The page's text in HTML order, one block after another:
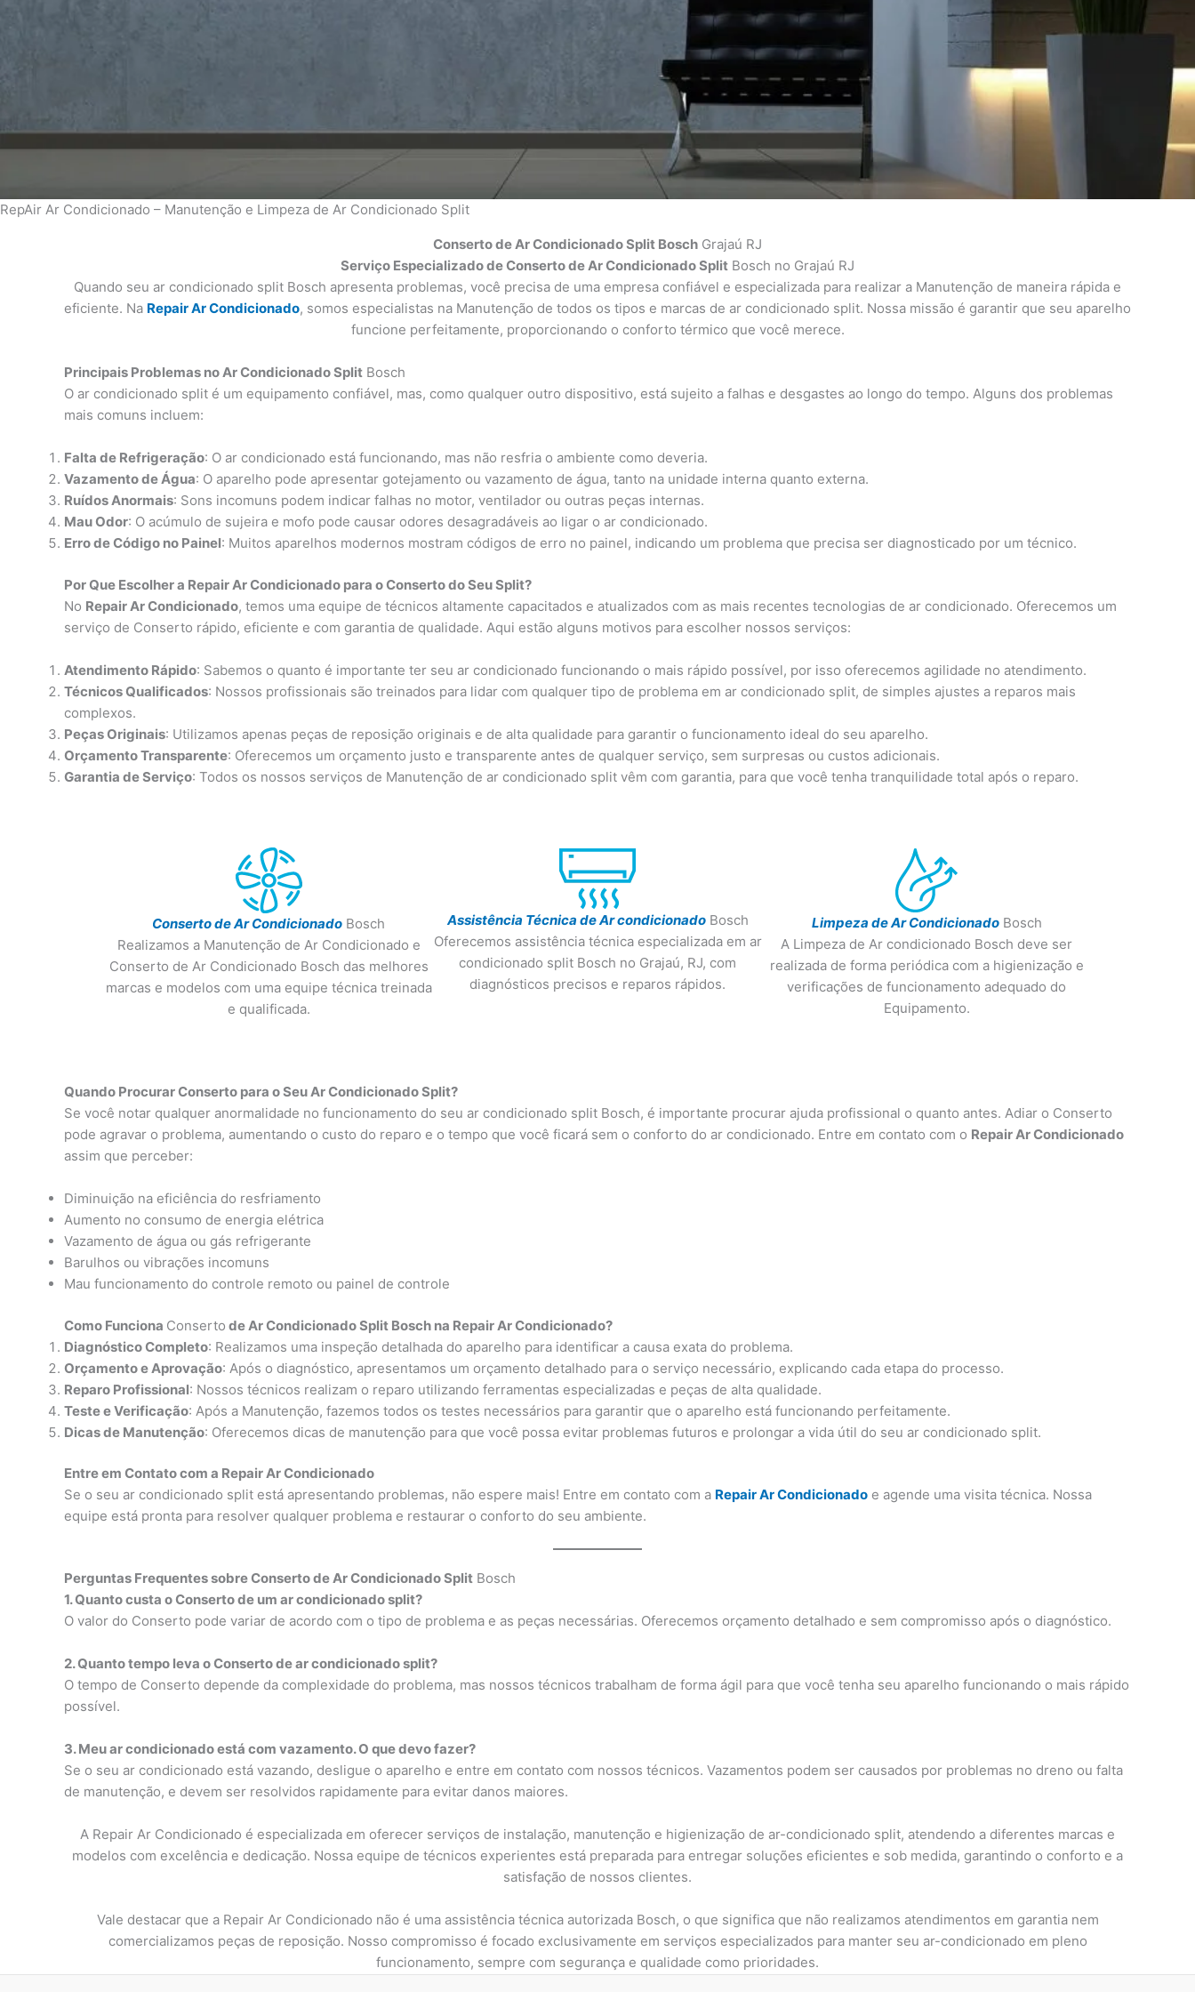
RepAir Ar Condicionado – Manutenção e Limpeza de Ar Condicionado Split
Conserto de Ar Condicionado Split Bosch Grajaú RJ
Serviço Especializado de Conserto de Ar Condicionado Split Bosch no Grajaú RJ
Quando seu ar condicionado split Bosch apresenta problemas, você precisa de uma empresa confiável e especializada para realizar a Manutenção de maneira rápida e
eficiente. Na Repair Ar Condicionado, somos especialistas na Manutenção de todos os tipos e marcas de ar condicionado split. Nossa missão é garantir que seu aparelho
funcione perfeitamente, proporcionando o conforto térmico que você merece.
Principais Problemas no Ar Condicionado Split Bosch
O ar condicionado split é um equipamento confiável, mas, como qualquer outro dispositivo, está sujeito a falhas e desgastes ao longo do tempo. Alguns dos problemas
mais comuns incluem:
Falta de Refrigeração: O ar condicionado está funcionando, mas não resfria o ambiente como deveria.
Vazamento de Água: O aparelho pode apresentar gotejamento ou vazamento de água, tanto na unidade interna quanto externa.
Ruídos Anormais: Sons incomuns podem indicar falhas no motor, ventilador ou outras peças internas.
Mau Odor: O acúmulo de sujeira e mofo pode causar odores desagradáveis ao ligar o ar condicionado.
Erro de Código no Painel: Muitos aparelhos modernos mostram códigos de erro no painel, indicando um problema que precisa ser diagnosticado por um técnico.
Por Que Escolher a Repair Ar Condicionado para o Conserto do Seu Split?
No Repair Ar Condicionado, temos uma equipe de técnicos altamente capacitados e atualizados com as mais recentes tecnologias de ar condicionado. Oferecemos um
serviço de Conserto rápido, eficiente e com garantia de qualidade. Aqui estão alguns motivos para escolher nossos serviços:
Atendimento Rápido: Sabemos o quanto é importante ter seu ar condicionado funcionando o mais rápido possível, por isso oferecemos agilidade no atendimento.
Técnicos Qualificados: Nossos profissionais são treinados para lidar com qualquer tipo de problema em ar condicionado split, de simples ajustes a reparos mais
complexos.
Peças Originais: Utilizamos apenas peças de reposição originais e de alta qualidade para garantir o funcionamento ideal do seu aparelho.
Orçamento Transparente: Oferecemos um orçamento justo e transparente antes de qualquer serviço, sem surpresas ou custos adicionais.
Garantia de Serviço: Todos os nossos serviços de Manutenção de ar condicionado split vêm com garantia, para que você tenha tranquilidade total após o reparo.
Conserto de Ar Condicionado Bosch
Realizamos a Manutenção de Ar Condicionado e
Conserto de Ar Condicionado Bosch das melhores
marcas e modelos com uma equipe técnica treinada
e qualificada.
Assistência Técnica de Ar condicionadoBosch
Oferecemos assistência técnica especializada em ar
condicionado split Bosch no Grajaú, RJ, com
diagnósticos precisos e reparos rápidos.
Limpeza de Ar CondicionadoBosch
A Limpeza de Ar condicionado Bosch deve ser
realizada de forma periódica com a higienização e
verificações de funcionamento adequado do
Equipamento.
Quando Procurar Conserto para o Seu Ar Condicionado Split?
Se você notar qualquer anormalidade no funcionamento do seu ar condicionado split Bosch, é importante procurar ajuda profissional o quanto antes. Adiar o Conserto
pode agravar o problema, aumentando o custo do reparo e o tempo que você ficará sem o conforto do ar condicionado. Entre em contato com o Repair Ar Condicionado
assim que perceber:
Diminuição na eficiência do resfriamento
Aumento no consumo de energia elétrica
Vazamento de água ou gás refrigerante
Barulhos ou vibrações incomuns
Mau funcionamento do controle remoto ou painel de controle
Como Funciona Conserto de Ar Condicionado Split Bosch na Repair Ar Condicionado?
Diagnóstico Completo: Realizamos uma inspeção detalhada do aparelho para identificar a causa exata do problema.
Orçamento e Aprovação: Após o diagnóstico, apresentamos um orçamento detalhado para o serviço necessário, explicando cada etapa do processo.
Reparo Profissional: Nossos técnicos realizam o reparo utilizando ferramentas especializadas e peças de alta qualidade.
Teste e Verificação: Após a Manutenção, fazemos todos os testes necessários para garantir que o aparelho está funcionando perfeitamente.
Dicas de Manutenção: Oferecemos dicas de manutenção para que você possa evitar problemas futuros e prolongar a vida útil do seu ar condicionado split.
Entre em Contato com a Repair Ar Condicionado
Se o seu ar condicionado split está apresentando problemas, não espere mais! Entre em contato com a Repair Ar Condicionado e agende uma visita técnica. Nossa
equipe está pronta para resolver qualquer problema e restaurar o conforto do seu ambiente.
Perguntas Frequentes sobre Conserto de Ar Condicionado Split Bosch
1. Quanto custa o Conserto de um ar condicionado split?
O valor do Conserto pode variar de acordo com o tipo de problema e as peças necessárias. Oferecemos orçamento detalhado e sem compromisso após o diagnóstico.
2. Quanto tempo leva o Conserto de ar condicionado split?
O tempo de Conserto depende da complexidade do problema, mas nossos técnicos trabalham de forma ágil para que você tenha seu aparelho funcionando o mais rápido
possível.
3. Meu ar condicionado está com vazamento. O que devo fazer?
Se o seu ar condicionado está vazando, desligue o aparelho e entre em contato com nossos técnicos. Vazamentos podem ser causados por problemas no dreno ou falta
de manutenção, e devem ser resolvidos rapidamente para evitar danos maiores.
A Repair Ar Condicionado é especializada em oferecer serviços de instalação, manutenção e higienização de ar-condicionado split, atendendo a diferentes marcas e
modelos com excelência e dedicação. Nossa equipe de técnicos experientes está preparada para entregar soluções eficientes e sob medida, garantindo o conforto e a
satisfação de nossos clientes.
Vale destacar que a Repair Ar Condicionado não é uma assistência técnica autorizada Bosch, o que significa que não realizamos atendimentos em garantia nem
comercializamos peças de reposição. Nosso compromisso é focado exclusivamente em serviços especializados para manter seu ar-condicionado em pleno
funcionamento, sempre com segurança e qualidade como prioridades.